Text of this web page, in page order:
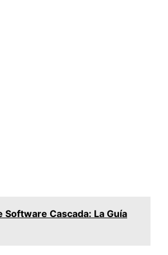
Software Cascada: La Guía